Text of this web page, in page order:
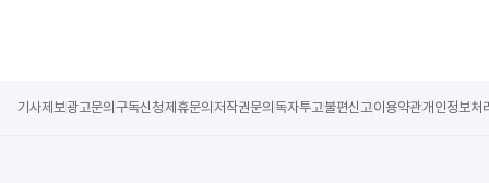
기사제보광고문의 구독신청제휴문의 저작권문의 독자투고불편신고이용약관개인정보처